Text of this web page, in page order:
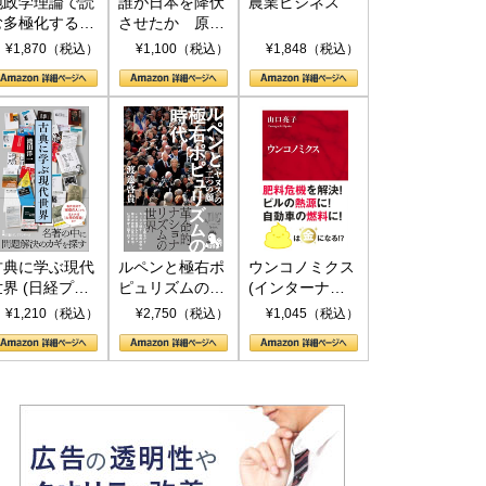
多極化する世
トランプと
¥1,870（税込）
させたか 原爆
投下、ソ連参
(PHP新書)
¥1,100（税込） ¥1,848（税込）
典に学ぶ現代
界 (日経プレ
アシリーズ)
¥1,210（税込）
ルペンと極右ポ
ピュリズムの時
代：〈ヤヌス〉
¥2,750（税込）
ウンコノミクス
(インターナシ
ョナル新書)
¥1,045（税込）